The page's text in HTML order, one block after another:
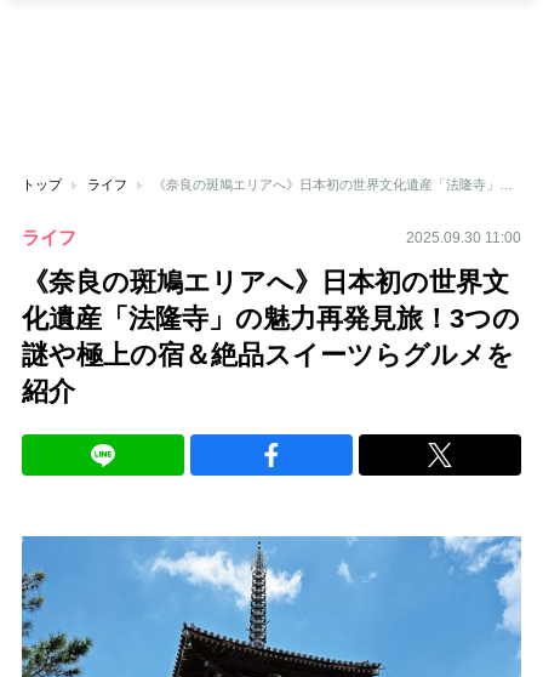
トップ ライフ
ライフ 2025.09.30 11:00
《奈良の斑鳩エリアへ》日本初の世界文
化遺産「法隆寺」の魅力再発見旅！3つの
謎や極上の宿＆絶品スイーツらグルメを
紹介